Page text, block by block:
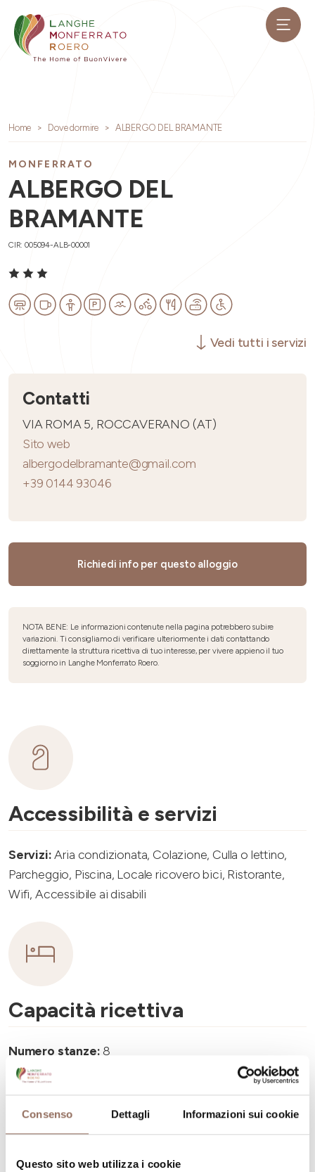
Consenso Dettagli Informazioni sui cookie
Questo sito web utilizza i cookie
Home Dove dormire ALBERGO DEL BRAMANTE
MONFERRATO
ALBERGO DEL
BRAMANTE
CIR: 005094-ALB-00001
Vedi tutti i servizi
Contatti
VIA ROMA 5, ROCCAVERANO (AT)
Sito web
albergodelbramante@gmail.com
+39 0144 93046
Richiedi info per questo alloggio
NOTA BENE: Le informazioni contenute nella pagina potrebbero subire
variazioni. Ti consigliamo di verificare ulteriormente i dati contattando
direttamente la struttura ricettiva di tuo interesse, per vivere appieno il tuo
soggiorno in Langhe Monferrato Roero.
Accessibilità e servizi
Servizi:Aria condizionata, Colazione, Culla o lettino,
Parcheggio, Piscina, Locale ricovero bici, Ristorante,
Wifi, Accessibile ai disabili
Capacità ricettiva
Numero stanze: 8
Numero di bagni:
Numero letti:28